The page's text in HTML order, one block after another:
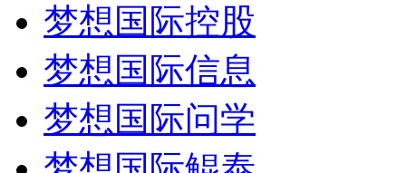
梦想国际控股
梦想国际信息
梦想国际问学